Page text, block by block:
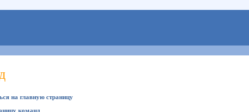
на главную страницу
команд